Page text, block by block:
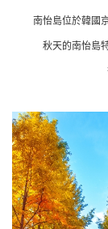
南怡島位於韓國
秋天的南怡島